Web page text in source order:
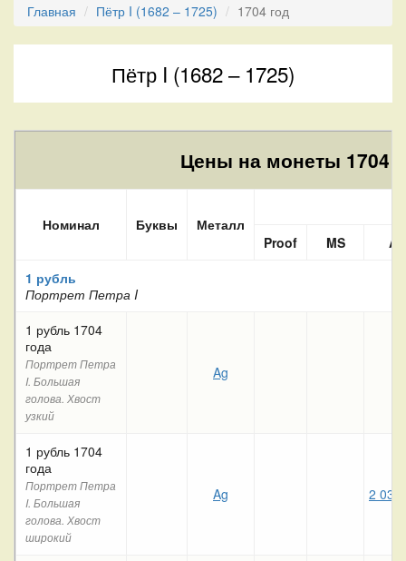
Главная Пётр I (1682 – 1725) 1704 год
Пётр I (1682 – 1725)
Цены на монеты 1704
Номинал Буквы Металл
Proof
MS
AU
1 рубль
Портрет Петра I
1 рубль 1704
года
Портрет Петра
I. Большая
голова. Хвост
узкий
Ag
1 рубль 1704
года
Портрет Петра
I. Большая
голова. Хвост
широкий
Ag 2 039